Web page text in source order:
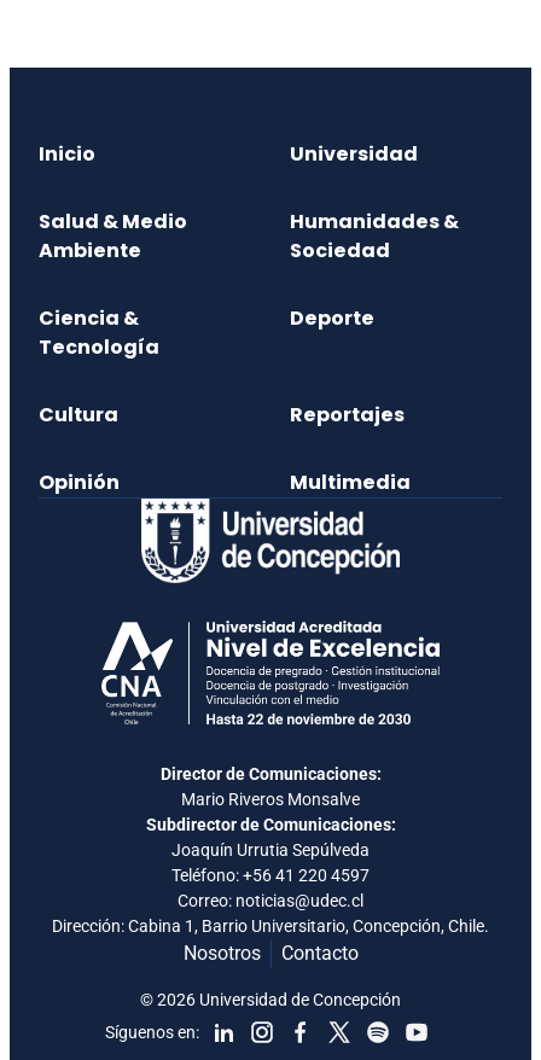
Inicio Universidad
Salud & Medio
Ambiente
Humanidades &
Sociedad
Ciencia &
Tecnología
Deporte
Cultura Reportajes
Opinión Multimedia
Director de Comunicaciones:
Mario Riveros Monsalve
Subdirector de Comunicaciones:
Joaquín Urrutia Sepúlveda
Teléfono:+56 41 220 4597
Correo: noticias@udec.cl
Dirección: Cabina 1, Barrio Universitario, Concepción, Chile.
Nosotros Contacto
Síguenos en:
© 2026 Universidad de Concepción